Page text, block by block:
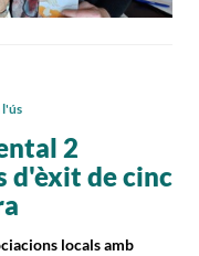
2
d'èxit de cinc
locals amb
l'ús